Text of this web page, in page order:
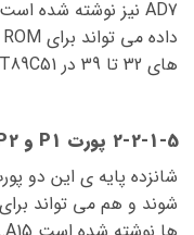
های 32 تا 39 در AT89C51 پایه های پورت P0 می باشد.
2-2-1-5 پورت P1 و P2
شوند و هم می تواند